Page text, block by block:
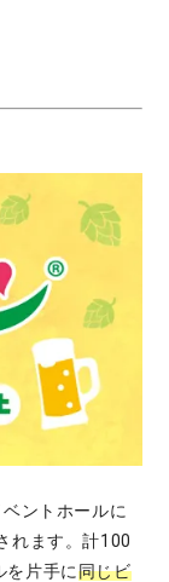
ントホールに
れます。計100
を片手に同じビ